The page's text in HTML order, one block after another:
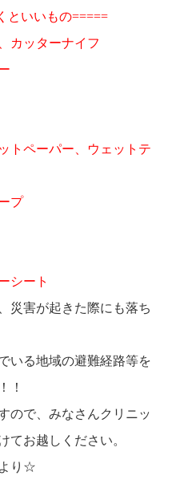
といいもの=====
ターナイフ
ーパー、ウェットテ
プ
ート
災害が起きた際にも落ち
いる地域の避難経路等を
！
ので、みなさんクリニッ
てお越しください。
り☆